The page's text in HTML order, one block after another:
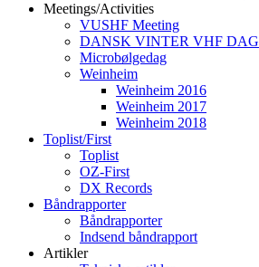
Meetings/Activities
VUSHF Meeting
DANSK VINTER VHF DAG
Microbølgedag
Weinheim
Weinheim 2016
Weinheim 2017
Weinheim 2018
Toplist/First
Toplist
OZ-First
DX Records
Båndrapporter
Båndrapporter
Indsend båndrapport
Artikler